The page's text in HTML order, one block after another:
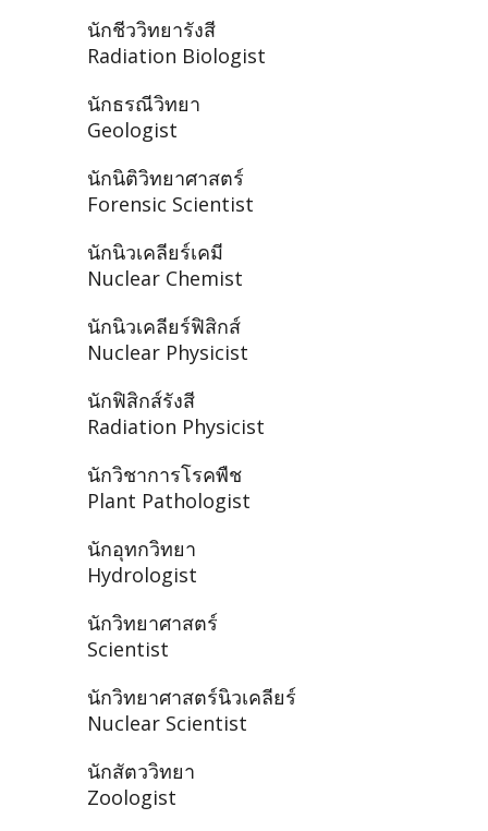
นักชีววิทยารังสี
Radiation Biologist
นักธรณีวิทยา
Geologist
นักนิติวิทยาศาสตร์
Forensic Scientist
นักนิวเคลียร์เคมี
Nuclear Chemist
นักนิวเคลียร์ฟิสิกส์
Nuclear Physicist
นักฟิสิกส์รังสี
Radiation Physicist
นักวิชาการโรคพืช
Plant Pathologist
นักอุทกวิทยา
Hydrologist
นักวิทยาศาสตร์
Scientist
นักวิทยาศาสตร์นิวเคลียร์
Nuclear Scientist
นักสัตววิทยา
Zoologist